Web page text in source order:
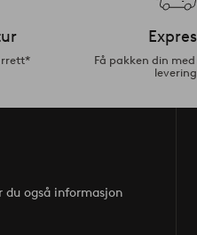
Få pakken din
levering
du også informasjon